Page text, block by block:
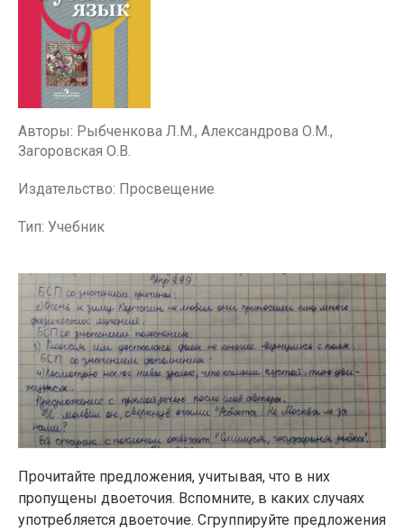
Авторы: Рыбченкова Л.М., Александрова О.М.,
Загоровская О.В.
Издательство: Просвещение
Тип: Учебник
Прочитайте предложения, учитывая, что в них
пропущены двоеточия. Вспомните, в каких случаях
употребляется двоеточие. Сгруппируйте предложения